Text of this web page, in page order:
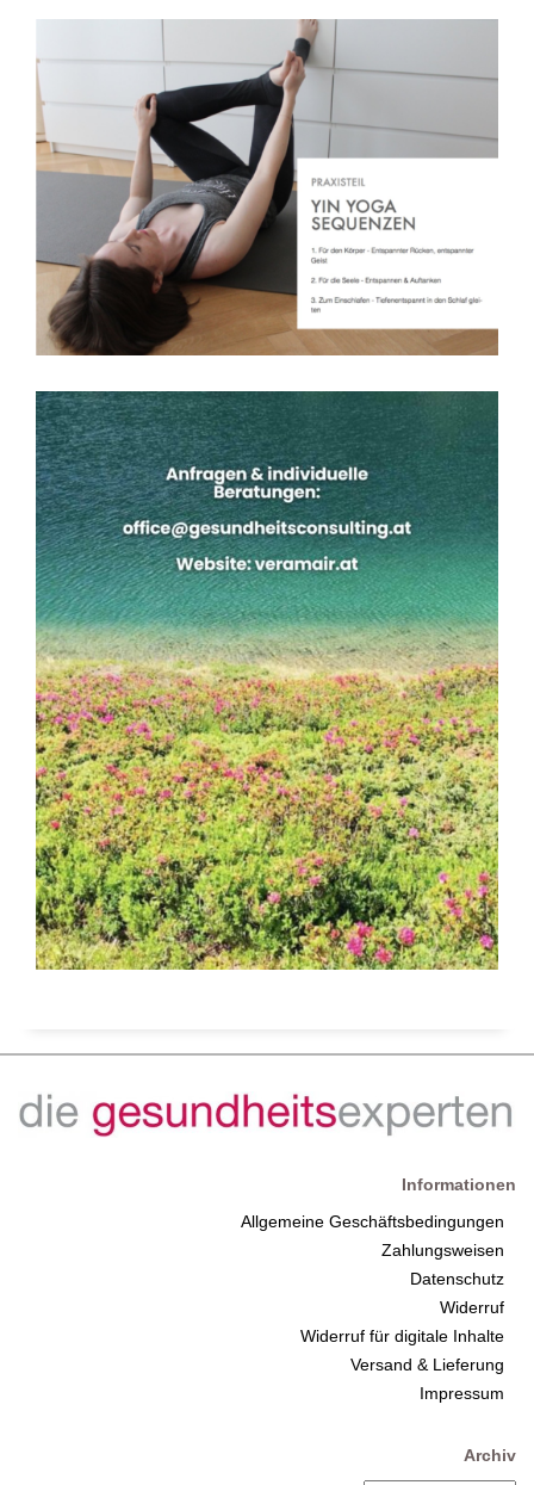
Informationen
Allgemeine Geschäftsbedingungen
Zahlungsweisen
Datenschutz
Widerruf
Widerruf für digitale Inhalte
Versand & Lieferung
Impressum
Archiv